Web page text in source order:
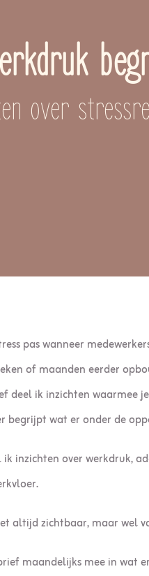
over
pas wanneer
of maanden eerder
deel ik inzichten waarmee
begrijpt wat er onder de
inzichten over werkdruk,
altijd zichtbaar, maar wel
maandelijks mee in wat